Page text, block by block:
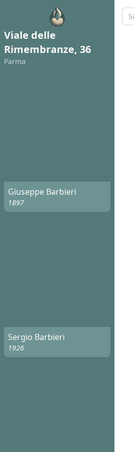
Viale delle
Rimembranze, 36
Parma
Giuseppe Barbieri
1897
Sergio Barbieri
1926